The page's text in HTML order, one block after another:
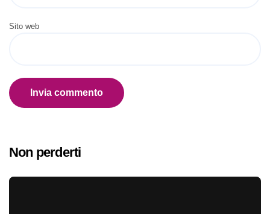
Sito web
Non perderti